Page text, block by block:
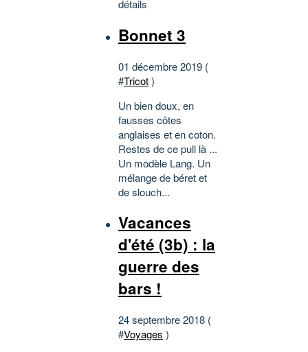
détails
Bonnet 3
01 décembre 2019 (
#Tricot)
Un bien doux, en
fausses côtes
anglaises et en coton.
Restes de ce pull là ...
Un modèle Lang. Un
mélange de béret et
de slouch...
Vacances
d'été (3b) : la
guerre des
bars !
24 septembre 2018 (
#Voyages )